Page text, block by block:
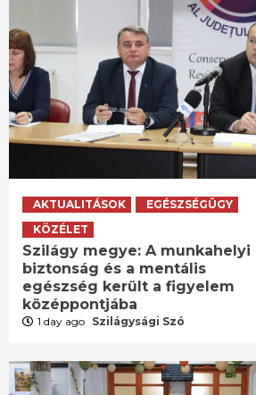
AKTUALITÁSOK
EGÉSZSÉGÜGY
KÖZÉLET
Szilágy megye: A munkahelyi
biztonság és a mentális
egészség került a figyelem
középpontjába
1 day ago Szilágysági Szó